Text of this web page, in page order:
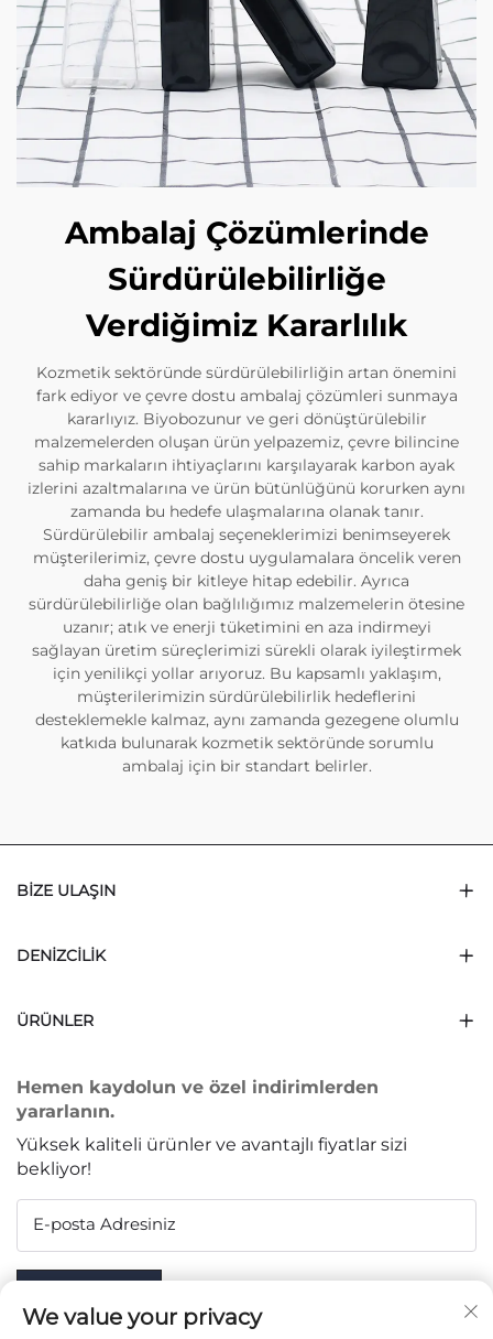
Ambalaj Çözümlerinde
Sürdürülebilirliğe
Verdiğimiz Kararlılık
Kozmetik sektöründe sürdürülebilirliğin artan önemini
fark ediyor ve çevre dostu ambalaj çözümleri sunmaya
kararlıyız. Biyobozunur ve geri dönüştürülebilir
malzemelerden oluşan ürün yelpazemiz, çevre bilincine
sahip markaların ihtiyaçlarını karşılayarak karbon ayak
izlerini azaltmalarına ve ürün bütünlüğünü korurken aynı
zamanda bu hedefe ulaşmalarına olanak tanır.
Sürdürülebilir ambalaj seçeneklerimizi benimseyerek
müşterilerimiz, çevre dostu uygulamalara öncelik veren
daha geniş bir kitleye hitap edebilir. Ayrıca
sürdürülebilirliğe olan bağlılığımız malzemelerin ötesine
uzanır; atık ve enerji tüketimini en aza indirmeyi
sağlayan üretim süreçlerimizi sürekli olarak iyileştirmek
için yenilikçi yollar arıyoruz. Bu kapsamlı yaklaşım,
müşterilerimizin sürdürülebilirlik hedeflerini
desteklemekle kalmaz, aynı zamanda gezegene olumlu
katkıda bulunarak kozmetik sektöründe sorumlu
ambalaj için bir standart belirler.
BIZE ULAŞIN
DENIZCILIK
ÜRÜNLER
Hemen kaydolun ve özel indirimlerden
yararlanın.
Yüksek kaliteli ürünler ve avantajlı fiyatlar sizi
bekliyor!
E-posta Adresiniz
We value your privacy